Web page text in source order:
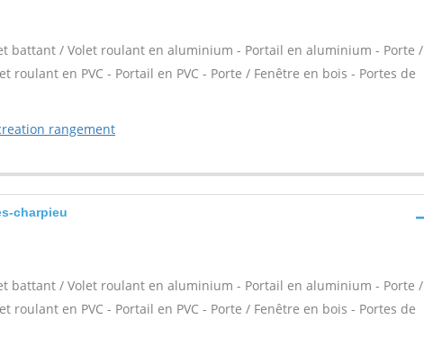
battant / Volet roulant en aluminium - Portail en aluminium - Porte /
roulant en PVC - Portail en PVC - Porte / Fenêtre en bois - Portes de
rangement
charpieu
battant / Volet roulant en aluminium - Portail en aluminium - Porte /
roulant en PVC - Portail en PVC - Porte / Fenêtre en bois - Portes de